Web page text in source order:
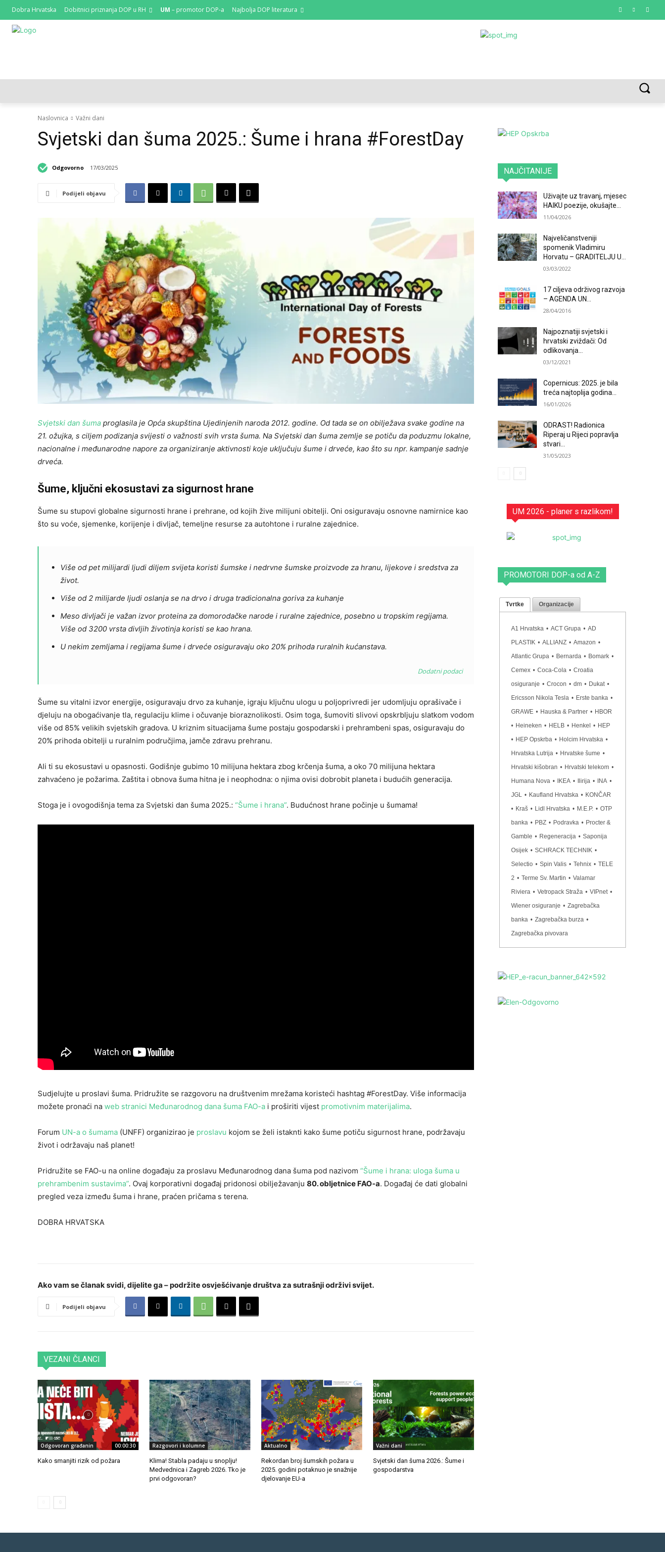
Dobra Hrvatska Dobitnici priznanja DOP u RH UM – promotor DOP-a Najbolja DOP literatura
Naslovnica Važni dani
Svjetski dan šuma 2025.: Šume i hrana #ForestDay
Odgovorno 17/03/2025
Podijeli objavu
Svjetski dan šuma proglasila je Opća skupština Ujedinjenih naroda 2012. godine. Od tada se on obilježava svake godine na
21. ožujka, s ciljem podizanja svijesti o važnosti svih vrsta šuma. Na Svjetski dan šuma zemlje se potiču da poduzmu lokalne,
nacionalne i međunarodne napore za organiziranje aktivnosti koje uključuju šume i drveće, kao što su npr. kampanje sadnje
drveća.
Šume, ključni ekosustavi za sigurnost hrane
Šume su stupovi globalne sigurnosti hrane i prehrane, od kojih žive milijuni obitelji. Oni osiguravaju osnovne namirnice kao
što su voće, sjemenke, korijenje i divljač, temeljne resurse za autohtone i ruralne zajednice.
Više od pet milijardi ljudi diljem svijeta koristi šumske i nedrvne šumske proizvode za hranu, lijekove i sredstva za
život.
Više od 2 milijarde ljudi oslanja se na drvo i druga tradicionalna goriva za kuhanje
Meso divljači je važan izvor proteina za domorodačke narode i ruralne zajednice, posebno u tropskim regijama.
Više od 3200 vrsta divljih životinja koristi se kao hrana.
U nekim zemljama i regijama šume i drveće osiguravaju oko 20% prihoda ruralnih kućanstava.
Dodatni podaci
Šume su vitalni izvor energije, osiguravaju drvo za kuhanje, igraju ključnu ulogu u poljoprivredi jer udomljuju oprašivače i
djeluju na obogaćivanje tla, regulaciju klime i očuvanje bioraznolikosti. Osim toga, šumoviti slivovi opskrbljuju slatkom vodom
više od 85% velikih svjetskih gradova. U kriznim situacijama šume postaju gospodarski i prehrambeni spas, osiguravaju do
20% prihoda obitelji u ruralnim područjima, jamče zdravu prehranu.
Ali ti su ekosustavi u opasnosti. Godišnje gubimo 10 milijuna hektara zbog krčenja šuma, a oko 70 milijuna hektara
zahvaćeno je požarima. Zaštita i obnova šuma hitna je i neophodna: o njima ovisi dobrobit planeta i budućih generacija.
Stoga je i ovogodišnja tema za Svjetski dan šuma 2025.: “Šume i hrana”. Budućnost hrane počinje u šumama!
Sudjelujte u proslavi šuma. Pridružite se razgovoru na društvenim mrežama koristeći hashtag #ForestDay. Više informacija
možete pronaći na web stranici Međunarodnog dana šuma FAO-a i proširiti vijest promotivnim materijalima.
Forum UN-a o šumama (UNFF) organizirao je proslavu kojom se želi istaknti kako šume potiču sigurnost hrane, podržavaju
život i održavaju naš planet!
Pridružite se FAO-u na online događaju za proslavu Međunarodnog dana šuma pod nazivom “Šume i hrana: uloga šuma u
prehrambenim sustavima”. Ovaj korporativni događaj pridonosi obilježavanju 80. obljetnice FAO-a. Događaj će dati globalni
pregled veza između šuma i hrane, praćen pričama s terena.
DOBRA HRVATSKA
Ako vam se članak svidi, dijelite ga – podržite osvješćivanje društva za sutrašnji održivi svijet.
Podijeli objavu
VEZANI ČLANCI
Odgovoran građanin 00:00:30
Kako smanjiti rizik od požara
Razgovori i kolumne
Klima! Stabla padaju u snoplju!
Medvednica i Zagreb 2026. Tko je
prvi odgovoran?
Aktualno
Rekordan broj šumskih požara u
2025. godini potaknuo je snažnije
djelovanje EU-a
Važni dani
Svjetski dan šuma 2026.: Šume i
gospodarstva
NAJČITANIJE
Uživajte uz travanj, mjesec
HAIKU poezije, okušajte...
11/04/2026
Najveličanstveniji
spomenik Vladimiru
Horvatu – GRADITELJU U...
03/03/2022
17 ciljeva održivog razvoja
– AGENDA UN...
28/04/2016
Najpoznatiji svjetski i
hrvatski zviždači: Od
odlikovanja...
03/12/2021
Copernicus: 2025. je bila
treća najtoplija godina...
16/01/2026
ODRAST! Radionica
Riperaj u Rijeci popravlja
stvari...
31/05/2023
UM 2026 - planer s razlikom!
PROMOTORI DOP-a od A-Z
Tvrtke Organizacije
A1 Hrvatska • ACT Grupa • AD
PLASTIK • ALLIANZ • Amazon •
Atlantic Grupa • Bernarda • Bomark •
Cemex • Coca-Cola • Croatia
osiguranje • Crocon • dm • Dukat •
Ericsson Nikola Tesla • Erste banka •
GRAWE • Hauska & Partner • HBOR
• Heineken • HELB • Henkel • HEP
• HEP Opskrba • Holcim Hrvatska •
Hrvatska Lutrija • Hrvatske šume •
Hrvatski kišobran • Hrvatski telekom •
Humana Nova • IKEA • Ilirija • INA •
JGL • Kaufland Hrvatska • KONČAR
• Kraš • Lidl Hrvatska • M.E.P. • OTP
banka • PBZ • Podravka • Procter &
Gamble • Regeneracija • Saponija
Osijek • SCHRACK TECHNIK •
Selectio • Spin Valis • Tehnix • TELE
2 • Terme Sv. Martin • Valamar
Riviera • Vetropack Straža • VIPnet •
Wiener osiguranje • Zagrebačka
banka • Zagrebačka burza •
Zagrebačka pivovara